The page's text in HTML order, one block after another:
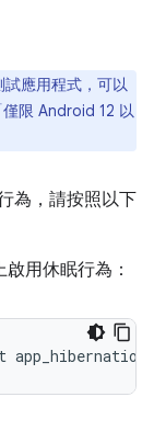
應用程式，可以
限 Android 12 以
為，請按照以下
用休眠行為：